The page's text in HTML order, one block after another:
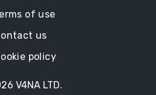
V4NA LTD.
of use
us
policy